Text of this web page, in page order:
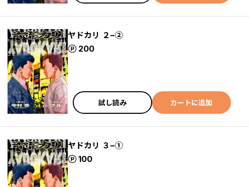
ヤドカリ ２−②
200
ポイント
試し読み カートに追加
ヤドカリ ３−①
100
ポイント